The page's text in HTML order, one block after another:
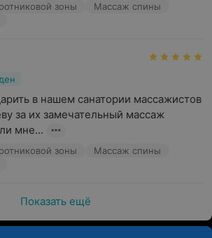
зоны
Массаж спины
в нашем санатории массажистов
за их замечательный массаж
мне...
зоны
Массаж спины
Показать ещё